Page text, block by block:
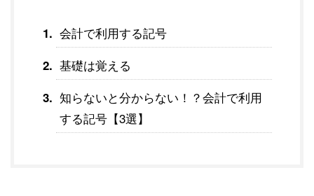
会計で利用する記号
基礎は覚える
知らないと分からない！？会計で利用
する記号【3選】